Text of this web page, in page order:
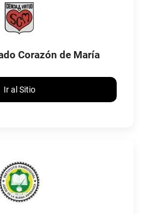
Corazón de María
Ir al Sitio